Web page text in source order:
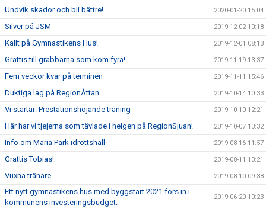
Undvik skador och bli bättre! 2020-01-20 15:04
Silver på JSM 2019-12-02 10:18
Kallt på Gymnastikens Hus! 2019-12-01 08:13
Grattis till grabbarna som kom fyra! 2019-11-19 13:37
Fem veckor kvar på terminen 2019-11-11 15:46
Duktiga lag på RegionÅttan 2019-10-14 10:33
Vi startar: Prestationshöjande träning 2019-10-10 12:21
Här har vi tjejerna som tävlade i helgen på RegionSjuan! 2019-10-07 13:32
Info om Maria Park idrottshall 2019-08-16 11:57
Grattis Tobias! 2019-08-11 13:21
Vuxna tränare 2019-08-10 09:38
Ett nytt gymnastikens hus med byggstart 2021 förs in i
kommunens investeringsbudget.
2019-06-20 10:23